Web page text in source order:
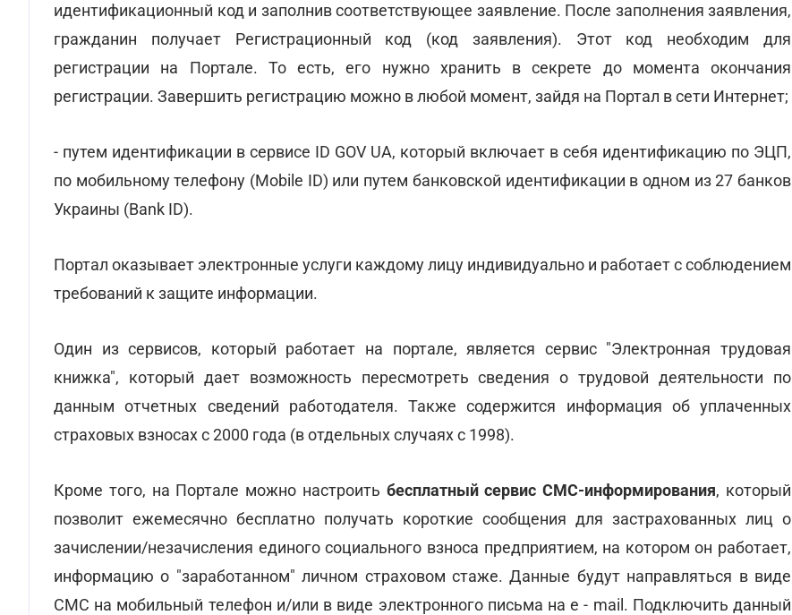
идентификационный код и заполнив соответствующее заявление. После заполнения заявления,
гражданин получает Регистрационный код (код заявления). Этот код необходим для
регистрации на Портале. То есть, его нужно хранить в секрете до момента окончания
регистрации. Завершить регистрацию можно в любой момент, зайдя на Портал в сети Интернет;
- путем идентификации в сервисе ID GOV UA, который включает в себя идентификацию по ЭЦП,
по мобильному телефону (Mobile ID) или путем банковской идентификации в одном из 27 банков
Украины (Bank ID).
Портал оказывает электронные услуги каждому лицу индивидуально и работает с соблюдением
требований к защите информации.
Один из сервисов, который работает на портале, является сервис "Электронная трудовая
книжка", который дает возможность пересмотреть сведения о трудовой деятельности по
данным отчетных сведений работодателя. Также содержится информация об уплаченных
страховых взносах с 2000 года (в отдельных случаях с 1998).
Кроме того, на Портале можно настроить бесплатный сервис СМС-информирования, который
позволит ежемесячно бесплатно получать короткие сообщения для застрахованных лиц о
зачислении/незачисления единого социального взноса предприятием, на котором он работает,
информацию о "заработанном" личном страховом стаже. Данные будут направляться в виде
СМС на мобильный телефон и/или в виде электронного письма на e - mail. Подключить данный